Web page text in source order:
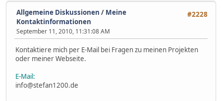
#2228
Allgemeine Diskussionen / Meine
Kontaktinformationen
September 11, 2010, 11:31:08 AM
Kontaktiere mich per E-Mail bei Fragen zu meinen Projekten
oder meiner Webseite.
E-Mail:
info@stefan1200.de